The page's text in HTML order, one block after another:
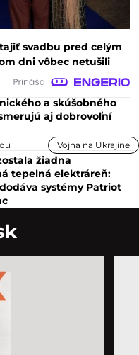
svadbu pred celým
dni vôbec netušili
a skúšobného
aj dobrovoľní
Vojna na Ukrajine
žiadna
tepelná elektráreň:
systémy Patriot